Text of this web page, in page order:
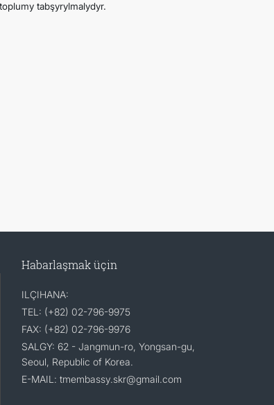
tabşyrylmalydyr.
Habarlaşmak üçin
ILÇIHANA:
TEL: (+82) 02-796-9975
FAX: (+82) 02-796-9976
SALGY: 62 - Jangmun-ro, Yongsan-gu,
Seoul, Republic of Korea.
E-MAIL: tmembassy.skr@gmail.com